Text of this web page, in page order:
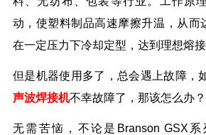
动，使塑料制品高速摩擦升温，从而
在一定压力下冷却定型，达到理想熔接
但是机器使用多了，总会遇上故障，
声波焊接机不幸故障了，那该怎么办？
无需苦恼，不论是 Branson GSX